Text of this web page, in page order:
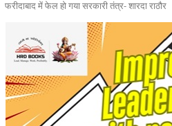
फरीदाबाद में फेल हो गया सरकारी तंत्र- शारदा राठौर